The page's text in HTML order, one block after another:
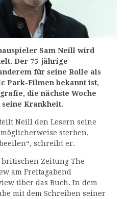
Sam Neill wird
Der 75-jährige
für seine Rolle als
Park-Filmen bekannt ist,
die nächste Woche
Krankheit.
Neill den Lesern seine
sterben,
schreibt er.
britischen Zeitung The
am Freitagabend
über das Buch. In dem
mit dem Schreiben seiner